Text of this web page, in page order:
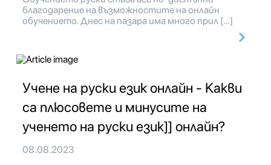
благодарение на възможностите на онлайн
обучението. Днес на пазара има много прил […]
Учене на руски език онлайн - Какви
са плюсовете и минусите на
ученето на руски език]] онлайн?
08.08.2023